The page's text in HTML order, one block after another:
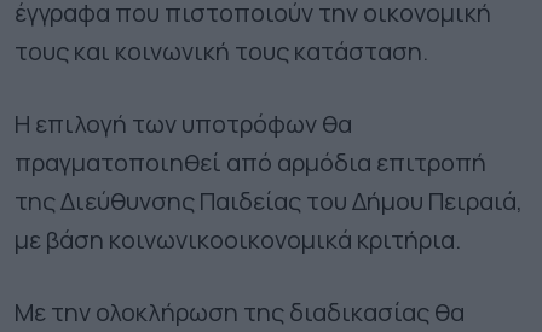
έγγραφα που πιστοποιούν την οικονομική
τους και κοινωνική τους κατάσταση.
Η επιλογή των υποτρόφων θα
πραγματοποιηθεί από αρμόδια επιτροπή
της Διεύθυνσης Παιδείας του Δήμου Πειραιά,
με βάση κοινωνικοοικονομικά κριτήρια.
Με την ολοκλήρωση της διαδικασίας θα